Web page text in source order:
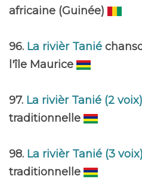
africaine (Guinée)
96. La rivièr Tanié
l'île Maurice
97. La rivièr Tanié (2 voix)
traditionnelle
98. La rivièr Tanié (3 voix)
traditionnelle